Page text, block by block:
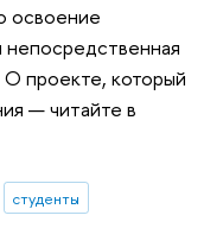
освоение
непосредственная
О проекте, который
— читайте в
студенты